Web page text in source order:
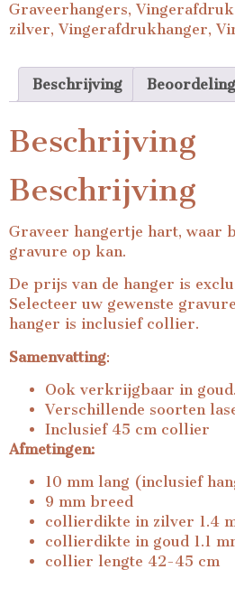
Graveerhangers,
zilver, Vingerafdrukhanger,
Beschrijving
Beschrijving
Beschrijving
Graveer hangertje hart, waar
gravure op kan.
De prijs van de hanger is
Selecteer uw gewenste
hanger is inclusief collier.
Samenvatting:
Ook verkrijgbaar in goud.
Verschillende soorten
Inclusief 45 cm collier
Afmetingen:
10 mm lang (inclusief
9 mm breed
collierdikte in zilver 1.4
collierdikte in goud 1.1
collier lengte 42-45 cm